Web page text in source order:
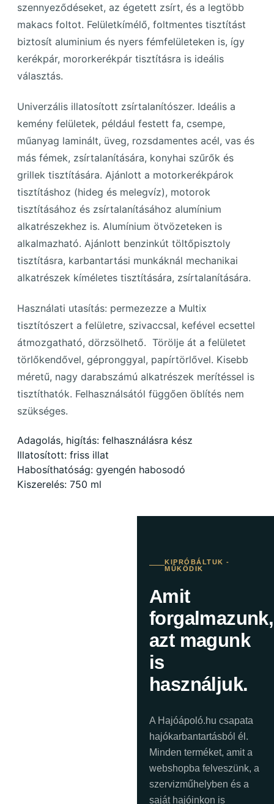
szennyeződéseket, az égetett zsírt, és a legtöbb
makacs foltot. Felületkímélő, foltmentes tisztítást
biztosít aluminium és nyers fémfelületeken is, így
kerékpár, mororkerékpár tisztításra is ideális
választás.
Univerzális illatosított zsírtalanítószer. Ideális a
kemény felületek, például festett fa, csempe,
műanyag laminált, üveg, rozsdamentes acél, vas és
más fémek, zsírtalanítására, konyhai szűrők és
grillek tisztítására. Ajánlott a motorkerékpárok
tisztításhoz (hideg és melegvíz), motorok
tisztításához és zsírtalanításához alumínium
alkatrészekhez is. Alumínium ötvözeteken is
alkalmazható. Ajánlott benzinkút töltőpisztoly
tisztításra, karbantartási munkáknál mechanikai
alkatrészek kíméletes tisztítására, zsírtalanítására.
Használati utasítás: permezezze a Multix
tisztítószert a felületre, szivaccsal, kefével ecsettel
átmozgatható, dörzsölhető. Törölje át a felületet
törlőkendővel, gépronggyal, papírtörlővel. Kisebb
méretű, nagy darabszámú alkatrészek merítéssel is
tisztíthatók. Felhasználsától függően öblítés nem
szükséges.
Adagolás, higítás: felhasználásra kész
Illatosított: friss illat
Habosíthatóság: gyengén habosodó
Kiszerelés: 750 ml
KIPRÓBÁLTUK -
MŰKÖDIK
Amit
forgalmazunk,
azt magunk
is
használjuk.
A Hajóápoló.hu csapata
hajókarbantartásból él.
Minden terméket, amit a
webshopba felveszünk, a
szervizműhelyben és a
saját hajóinkon is